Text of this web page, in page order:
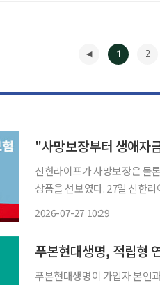
1 2
"사망보장부터 생애자
신한라이프가 사망보장은 물
상품을 선보였다. 27일 신한라이프에 따르면 신한라이프가 출시한 ‘신한(간편가입)종신보험
2026-07-27 10:29
푸본현대생명, 적립형
푸본현대생명이 가입자 본인